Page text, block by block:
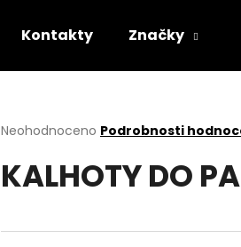
Kontakty Značky
Průměrné
produktu
je
5
Neohodnoceno Podrobnosti
KALHOTY DO
HLEDAT